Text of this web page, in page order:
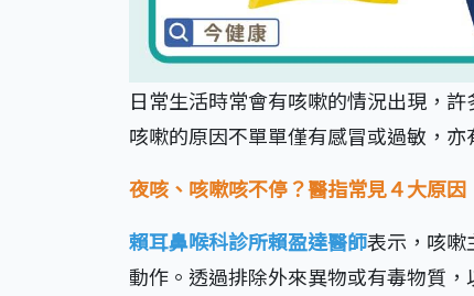
日常生活時常會有咳嗽的情況出現，
咳嗽的原因不單單僅有感冒或過敏，亦
夜咳、咳嗽咳不停？醫指常見４大原因
賴耳鼻喉科診所賴盈達醫師表示，咳嗽
動作。透過排除外來異物或有毒物質